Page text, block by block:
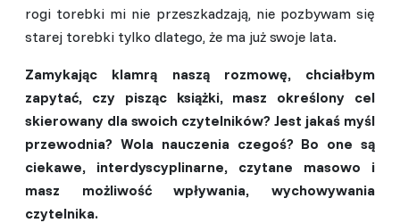
rogi torebki mi nie przeszkadzają, nie pozbywam się
starej torebki tylko dlatego, że ma już swoje lata.
Zamykając klamrą naszą rozmowę, chciałbym
zapytać, czy pisząc książki, masz określony cel
skierowany dla swoich czytelników? Jest jakaś myśl
przewodnia? Wola nauczenia czegoś? Bo one są
ciekawe, interdyscyplinarne, czytane masowo i
masz możliwość wpływania, wychowywania
czytelnika.